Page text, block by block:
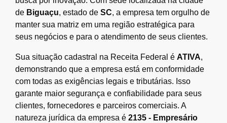
de Biguaçu, estado de SC, a empresa tem orgulho de
manter sua matriz em uma região estratégica para
seus negócios e para o atendimento de seus clientes.
Sua situação cadastral na Receita Federal é ATIVA,
demonstrando que a empresa está em conformidade
com todas as exigências legais e tributárias. Isso
garante maior segurança e confiabilidade para seus
clientes, fornecedores e parceiros comerciais. A
natureza jurídica da empresa é 2135 - Empresário